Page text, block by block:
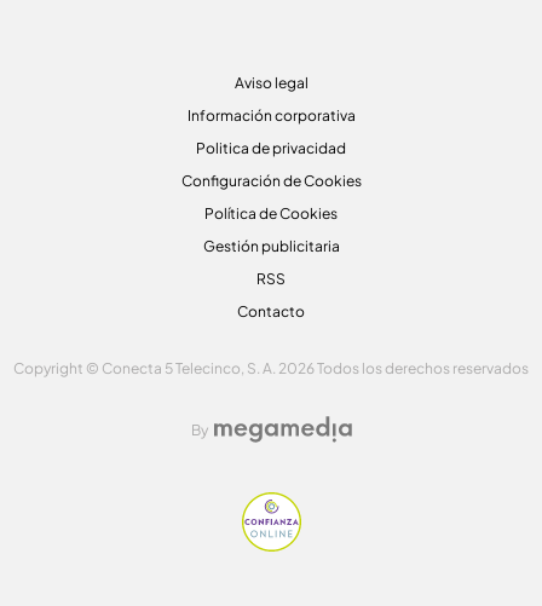
Aviso legal
Información corporativa
Politica de privacidad
Configuración de Cookies
Política de Cookies
Gestión publicitaria
RSS
Contacto
Copyright © Conecta 5 Telecinco, S. A. 2026 Todos los derechos reservados
By